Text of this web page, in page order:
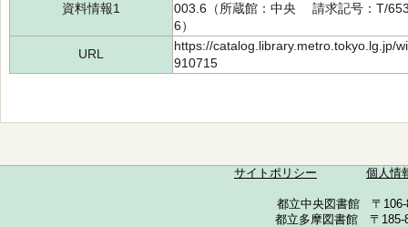
資料情報1
003.6（所蔵館：中央 請求記号：T/
6）
URL
https://catalog.library.metro.tokyo.lg.jp/
910715
サイトポリシー 個人情
都立中央図書館 〒
都立多摩図書館 〒185-